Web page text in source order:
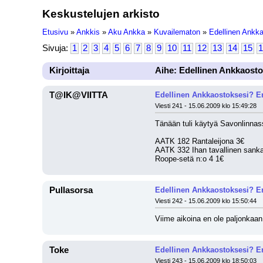
Keskustelujen arkisto
Etusivu » Ankkis » Aku Ankka » Kuvailematon » Edellinen
Sivuja: 1 2 3 4 5 6 7 8 9 10 11 12 13 14 15
Kirjoittaja Aihe: Edellinen
T@IK@VIITTA Edellinen Ankkaostoksesi?
Viesti 241 - 15.06.2009 klo 15:49:28
Tänään tuli käytyä
AATK 182 Rantaleijona 3€
AATK 332 Ihan tavallinen
Roope-setä n:o 4 1€
Pullasorsa Edellinen Ankkaostoksesi?
Viesti 242 - 15.06.2009 klo 15:50:44
Viime aikoina en ole
Toke Edellinen Ankkaostoksesi?
Viesti 243 - 15.06.2009 klo 18:50:03